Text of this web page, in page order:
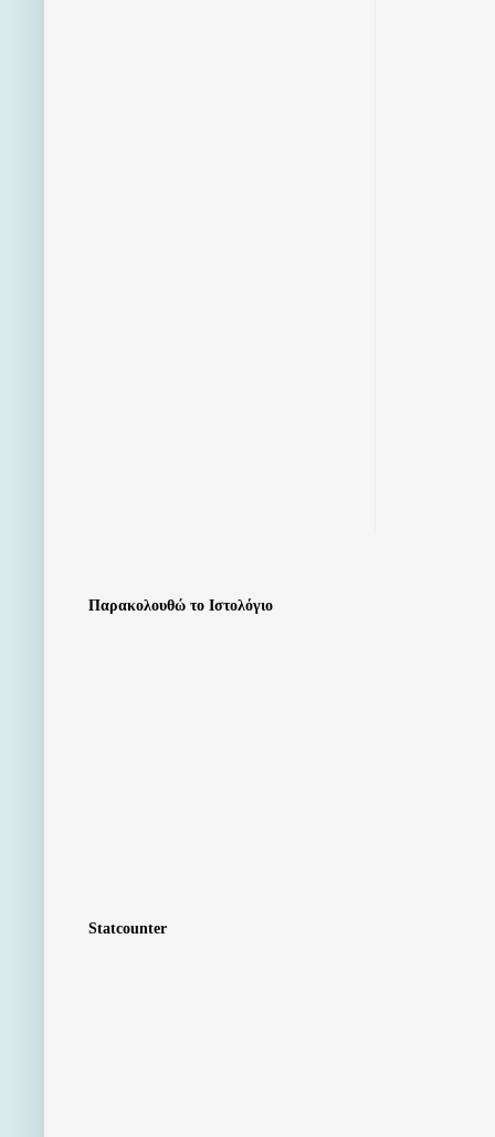
Παρακολουθώ το Ιστολόγιο
Statcounter